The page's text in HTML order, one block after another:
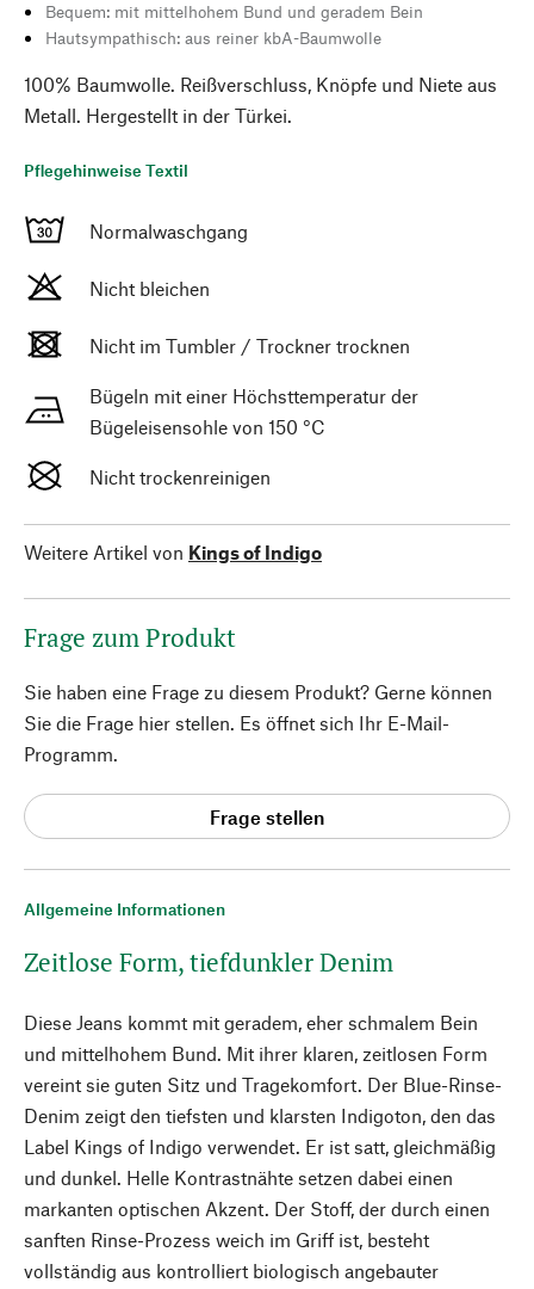
Allgemeine Informationen
Zeitlose Form, tiefdunkler Denim
Diese Jeans kommt mit geradem, eher schmalem Bein
und mittelhohem Bund. Mit ihrer klaren, zeitlosen Form
vereint sie guten Sitz und Tragekomfort. Der Blue-Rinse-
Denim zeigt den tiefsten und klarsten Indigoton, den das
Label Kings of Indigo verwendet. Er ist satt, gleichmäßig
und dunkel. Helle Kontrastnähte setzen dabei einen
markanten optischen Akzent. Der Stoff, der durch einen
sanften Rinse-Prozess weich im Griff ist, besteht
vollständig aus kontrolliert biologisch angebauter
Bequem: mit mittelhohem Bund und geradem Bein
Hautsympathisch: aus reiner kbA-Baumwolle
100% Baumwolle. Reißverschluss, Knöpfe und Niete aus
Metall. Hergestellt in der Türkei.
Pflegehinweise Textil
Normalwaschgang
Nicht bleichen
Nicht im Tumbler / Trockner trocknen
Bügeln mit einer Höchsttemperatur der
Bügeleisensohle von 150 °C
Nicht trockenreinigen
Weitere Artikel von Kings of Indigo
Frage zum Produkt
Sie haben eine Frage zu diesem Produkt? Gerne können
Sie die Frage hier stellen. Es öffnet sich Ihr E-Mail-
Programm.
Frage stellen